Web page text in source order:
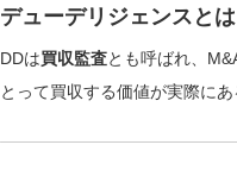
デューデリジェンスとは
DDは買収監査とも呼ばれ、
とって買収する価値が実際に